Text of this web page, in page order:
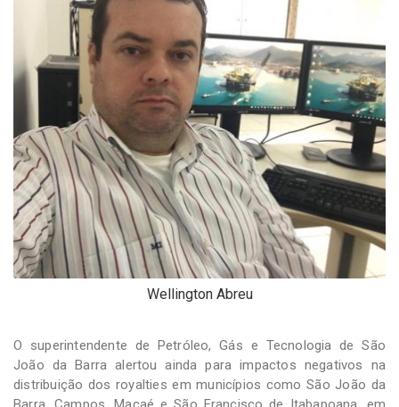
Wellington Abreu
O superintendente de Petróleo, Gás e Tecnologia de São
João da Barra alertou ainda para impactos negativos na
distribuição dos royalties em municípios como São João da